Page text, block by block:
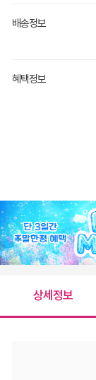
배송정보
혜택정보
상세정보